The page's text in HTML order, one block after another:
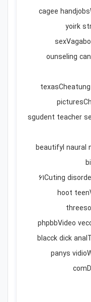
cagee
yoirk
ounseling
sgudent teacher
beautifyl naural
61Cuting
hoot
phpbbVideo
blacck dick
panys